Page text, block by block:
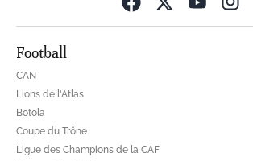
Football
CAN
Lions de l'Atlas
Botola
Coupe du Trône
Ligue des Champions de la CAF